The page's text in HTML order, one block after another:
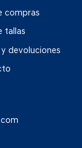
compras
tallas
y devoluciones